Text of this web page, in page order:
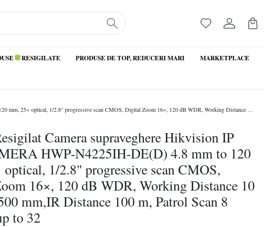
PRODUSE DE TOP, REDUCERI MARI MARKETPLACE
Produs Resigilat Camera supraveghere Hikvision IP PTZ CAMERA HWP-N4225IH-DE(D) 4.8 mm to 120 mm, 25× optical, 1/2.8" progressive scan CMOS, Digital Zoom 16×, 120 dB WDR, Working Distance 10 mm to 1500 mm,IR Distance 100 m, Patrol Scan 8 patrols, up to 32
Camera supraveghere Hikvision IP
HWP-N4225IH-DE(D) 4.8 mm to 120
1/2.8" progressive scan CMOS,
16×, 120 dB WDR, Working Distance 10
mm,IR Distance 100 m, Patrol Scan 8
to 32